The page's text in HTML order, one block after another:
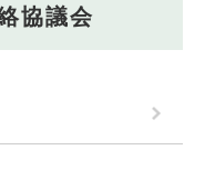
協議会